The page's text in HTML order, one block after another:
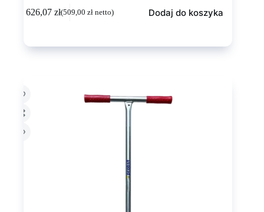
626,07zł(509,00zł netto) Dodaj do koszyka